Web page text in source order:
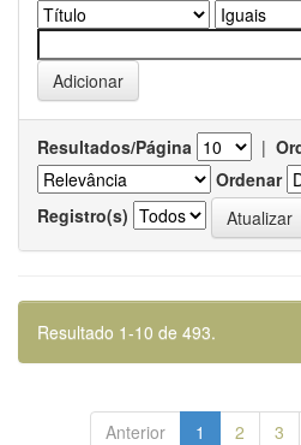
Resultados/Página |
Ordenar
Registro(s)
Resultado 1-10 de 493.
Anterior 1 2 3